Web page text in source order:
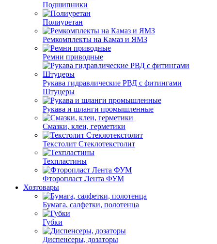
Подшипники
Полиуретан
Ремкомплекты на Камаз и ЯМЗ
Ремни приводные
Рукава гидравлические РВД с фитингами
Штуцеры
Рукава и шланги промышленные
Смазки, клеи, герметики
Текстолит Стеклотекстолит
Техпластины
Фторопласт Лента ФУМ
Хозтовары
Бумага, салфетки, полотенца
Губки
Диспенсеры, дозаторы